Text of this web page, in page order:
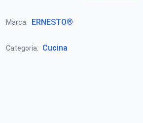
Marca: ERNESTO®
Categoria: Cucina